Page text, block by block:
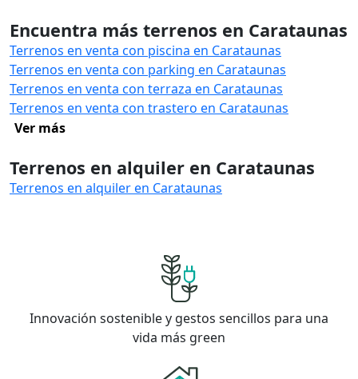
Encuentra más terrenos en Carataunas
Terrenos en venta con piscina en Carataunas
Terrenos en venta con parking en Carataunas
Terrenos en venta con terraza en Carataunas
Terrenos en venta con trastero en Carataunas
Ver más
Terrenos en alquiler en Carataunas
Terrenos en alquiler en Carataunas
Innovación sostenible y gestos sencillos para una
vida más green